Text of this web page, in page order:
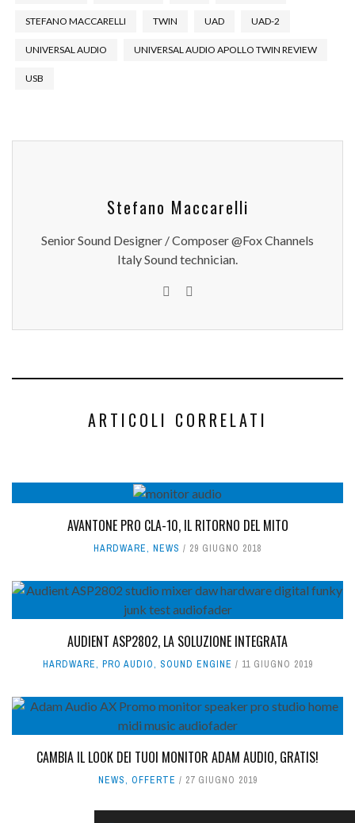
STEFANO MACCARELLI TWIN UAD UAD-2
UNIVERSAL AUDIO UNIVERSAL AUDIO APOLLO TWIN REVIEW
USB
Stefano Maccarelli
Senior Sound Designer / Composer @Fox Channels
Italy Sound technician.
ARTICOLI CORRELATI
AVANTONE PRO CLA-10, IL RITORNO DEL MITO
HARDWARE, NEWS 29 GIUGNO 2018
AUDIENT ASP2802, LA SOLUZIONE INTEGRATA
HARDWARE, PRO AUDIO, SOUND ENGINE 11 GIUGNO 2019
CAMBIA IL LOOK DEI TUOI MONITOR ADAM AUDIO, GRATIS!
NEWS, OFFERTE 27 GIUGNO 2019